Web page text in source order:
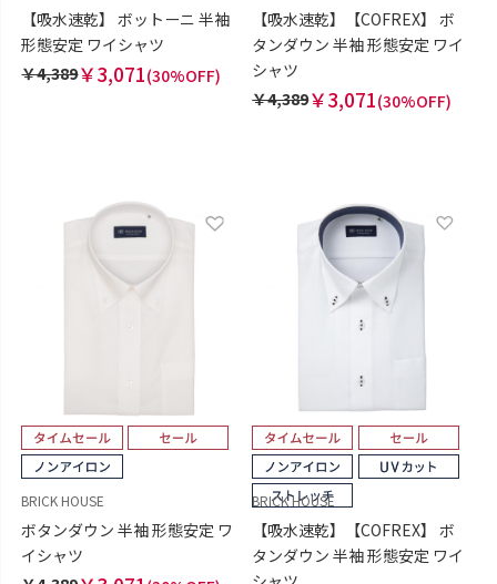
【吸水速乾】 ボットーニ 半袖
形態安定 ワイシャツ
￥4,389￥3,071(30%OFF)
【吸水速乾】【COFREX】 ボ
タンダウン 半袖 形態安定 ワイ
シャツ
￥4,389￥3,071(30%OFF)
BRICK HOUSE
ボタンダウン 半袖 形態安定 ワ
イシャツ
BRICK HOUSE
【吸水速乾】【COFREX】 ボ
タンダウン 半袖 形態安定 ワイ